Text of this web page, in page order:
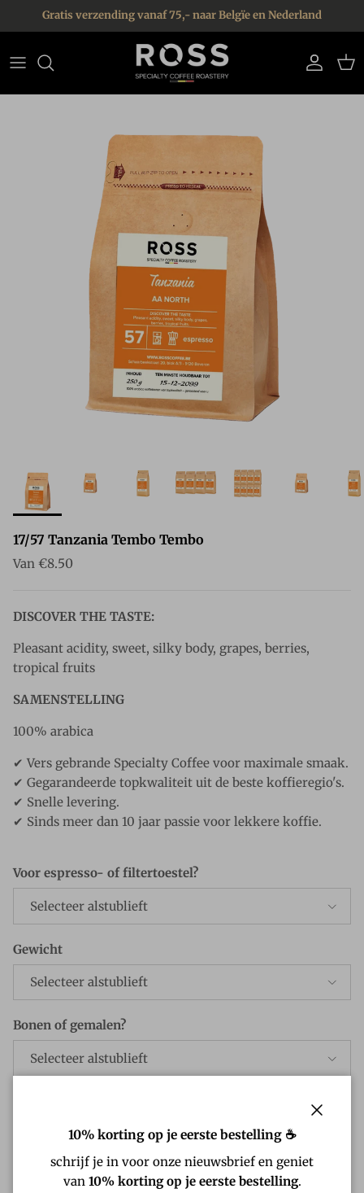
Ga naar inhoud
Gratis verzending vanaf 75,- naar Belgïe en Nederland
Account
17/57 Tanzania Tembo Tembo
Reguliere prijs
Van €8.50
DISCOVER THE TASTE:
Pleasant acidity, sweet, silky body, grapes, berries,
tropical fruits
SAMENSTELLING
100% arabica
✔ Vers gebrande Specialty Coffee voor maximale smaak.
✔ Gegarandeerde topkwaliteit uit de beste koffieregio's.
✔ Snelle levering.
✔ Sinds meer dan 10 jaar passie voor lekkere koffie.
Voor espresso- of filtertoestel?
Selecteer alstublieft
Gewicht
Selecteer alstublieft
Bonen of gemalen?
Selecteer alstublieft
10% korting op je eerste bestelling ☕
schrijf je in voor onze nieuwsbrief en geniet
van 10% korting op je eerste bestelling.